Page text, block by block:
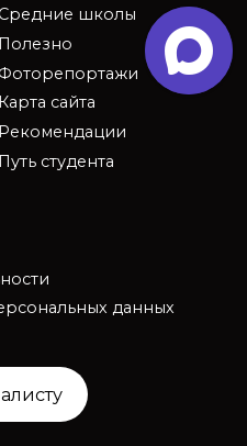
Средние школы
Полезно
Фоторепортажи
Карта сайта
Рекомендации
Путь студента
данных